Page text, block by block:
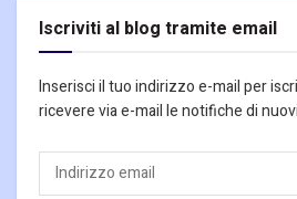
Iscriviti al blog tramite email
Inserisci il tuo indirizzo e-mail per
ricevere via e-mail le notifiche di
Indirizzo
email